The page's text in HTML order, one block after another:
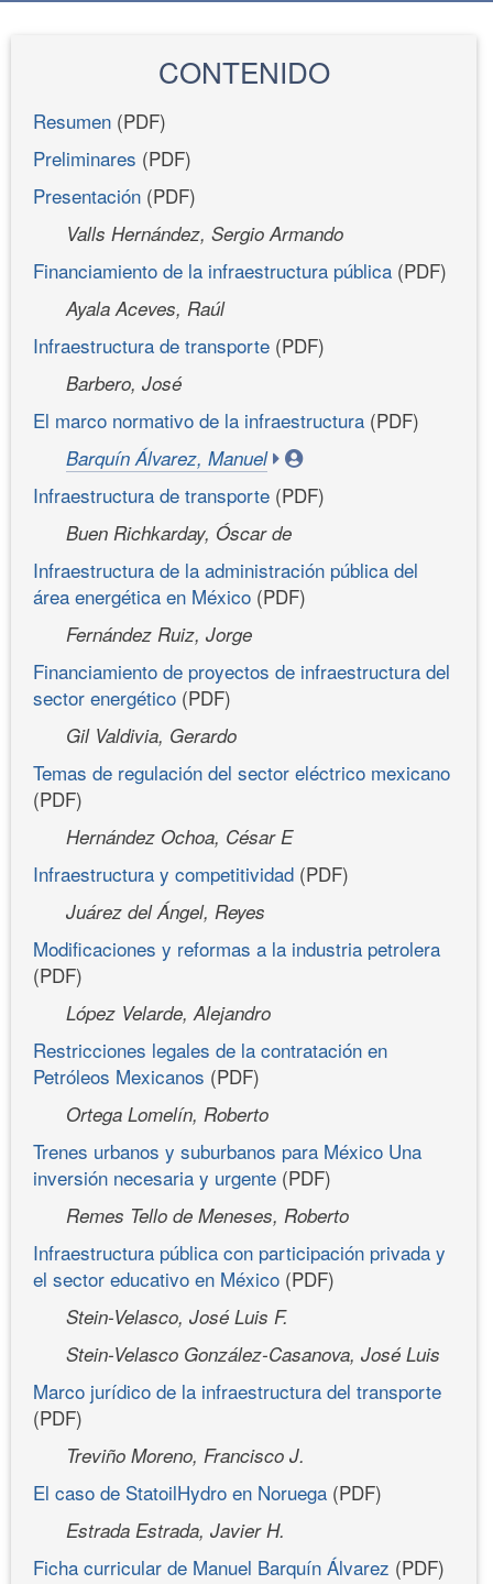
CONTENIDO
Resumen (PDF)
Preliminares (PDF)
Presentación (PDF)
Valls Hernández, Sergio Armando
Financiamiento de la infraestructura pública (PDF)
Ayala Aceves, Raúl
Infraestructura de transporte (PDF)
Barbero, José
El marco normativo de la infraestructura (PDF)
Barquín Álvarez, Manuel
Infraestructura de transporte (PDF)
Buen Richkarday, Óscar de
Infraestructura de la administración pública del
área energética en México (PDF)
Fernández Ruiz, Jorge
Financiamiento de proyectos de infraestructura del
sector energético (PDF)
Gil Valdivia, Gerardo
Temas de regulación del sector eléctrico mexicano
(PDF)
Hernández Ochoa, César E
Infraestructura y competitividad (PDF)
Juárez del Ángel, Reyes
Modificaciones y reformas a la industria petrolera
(PDF)
López Velarde, Alejandro
Restricciones legales de la contratación en
Petróleos Mexicanos (PDF)
Ortega Lomelín, Roberto
Trenes urbanos y suburbanos para México Una
inversión necesaria y urgente (PDF)
Remes Tello de Meneses, Roberto
Infraestructura pública con participación privada y
el sector educativo en México (PDF)
Stein-Velasco, José Luis F.
Stein-Velasco González-Casanova, José Luis
Marco jurídico de la infraestructura del transporte
(PDF)
Treviño Moreno, Francisco J.
El caso de StatoilHydro en Noruega (PDF)
Estrada Estrada, Javier H.
Ficha curricular de Manuel Barquín Álvarez (PDF)